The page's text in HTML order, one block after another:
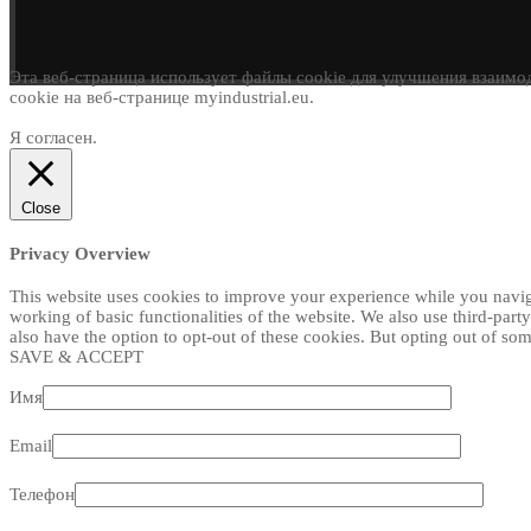
Эта веб-страница использует файлы cookie для улучшения
cookie на веб-странице myindustrial.eu.
Я согласен.
Close
Privacy Overview
This website uses cookies to improve your experience while you
working of basic functionalities of the website. We also use third-
also have the option to opt-out of these cookies. But opting out of
SAVE & ACCEPT
Имя
Email
Телефон